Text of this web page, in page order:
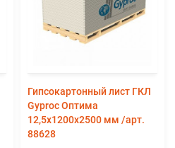
Гипсокартонный лист ГКЛ
Gyproc Оптима
12,5х1200х2500 мм /арт.
88628